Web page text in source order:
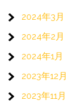
ー
シ
ョ
ン
2024年3月
2024年2月
2024年1月
2023年12月
2023年11月